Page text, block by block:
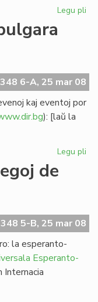
Legu pli
6-A, 25 mar 08
kaj eventoj por
): [laŭ la
Legu pli
de
5-B, 25 mar 08
la esperanto-
Esperanto-